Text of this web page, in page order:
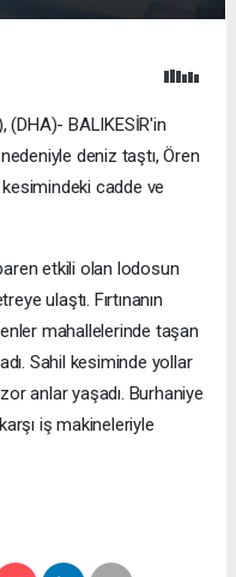
(DHA)- BALIKESİR'in
deniz taştı, Ören
cadde ve
etkili olan lodosun
ulaştı. Fırtınanın
mahallelerinde taşan
Sahil kesiminde yollar
anlar yaşadı. Burhaniye
iş makineleriyle